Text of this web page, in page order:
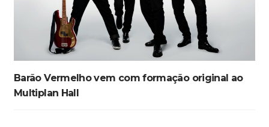
Barão Vermelho vem com formação original ao
Multiplan Hall